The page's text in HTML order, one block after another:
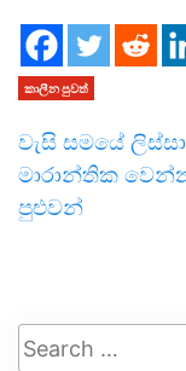
කාලීන පුවත්
වැසි සමයේ
මාරාන්තික
පුළුවන්